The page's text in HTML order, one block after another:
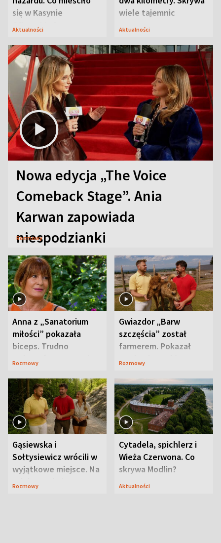
się w Kasynie
Oficerskim?
Aktualności
wiele tajemnic
Aktualności
Nowa edycja „The Voice
Comeback Stage”. Ania
Karwan zapowiada
niespodzianki
Rozmowy
Anna z „Sanatorium
miłości” pokazała
biceps. Trudno
uwierzyć, co przeszła
Rozmowy
Gwiazdor „Barw
szczęścia” został
farmerem. Pokazał
swoje niezwykłe
Rozmowy
Gąsiewska i
Sołtysiewicz wrócili w
wyjątkowe miejsce. Na
szlaku czekał
Rozmowy
Cytadela, spichlerz i
Wieża Czerwona. Co
skrywa Modlin?
Aktualności